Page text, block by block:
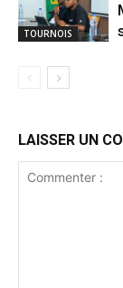
TOURNOIS
LAISSER UN